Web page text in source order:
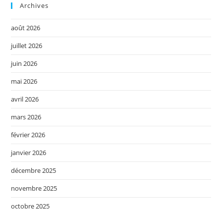
Archives
août 2026
juillet 2026
juin 2026
mai 2026
avril 2026
mars 2026
février 2026
janvier 2026
décembre 2025
novembre 2025
octobre 2025